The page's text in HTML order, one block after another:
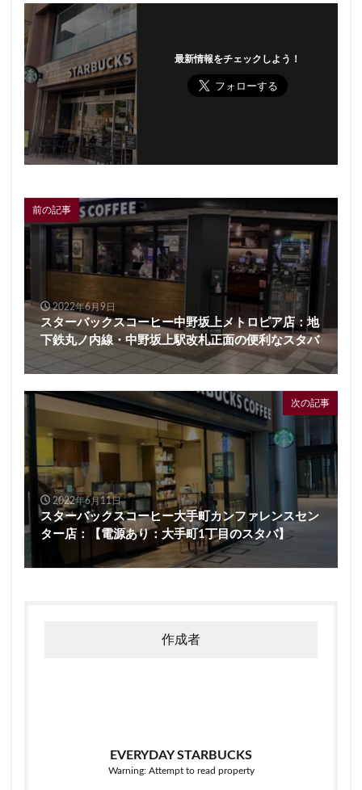
最新情報をチェックしよう！
前の記事
2022年6月9日
スターバックスコーヒー中野坂上メトロピア店：地
下鉄丸ノ内線・中野坂上駅改札正面の便利なスタバ
次の記事
2022年6月11日
スターバックスコーヒー大手町カンファレンスセン
ター店：【電源あり：大手町1丁目のスタバ】
作成者
EVERYDAY STARBUCKS
Warning: Attempt to read property